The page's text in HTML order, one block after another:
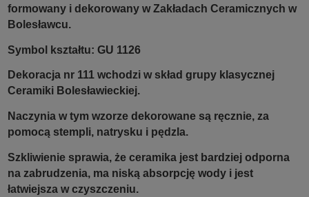
formowany i dekorowany w Zakładach Ceramicznych w
Bolesławcu.
Symbol kształtu: GU 1126
Dekoracja nr 111 wchodzi w skład grupy klasycznej
Ceramiki Bolesławieckiej.
Naczynia w tym wzorze dekorowane są ręcznie, za
pomocą stempli, natrysku i pędzla.
Szkliwienie sprawia, że ceramika jest bardziej odporna
na zabrudzenia, ma niską absorpcję wody i jest
łatwiejsza w czyszczeniu.